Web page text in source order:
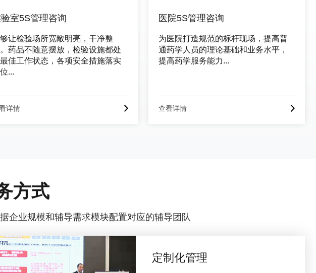
室5S管理咨询
让检验场所宽敞明亮，干净整
药品不随意摆放，检验设施都处
佳工作状态，各项安全措施落实
...
详情
医院5S管理咨询
为医院打造规范的标杆现场，提高普
通药学人员的理论基础和业务水平，
提高药学服务能力...
查看详情
方式
企业规模和辅导需求模块配置对应的辅导团队
定制化管理